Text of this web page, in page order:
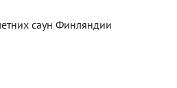
саун Финляндии